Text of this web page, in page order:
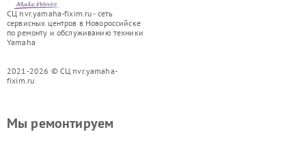
СЦ nvr.yamaha-fixim.ru - сеть
сервисных центров в Новороссийске
по ремонту и обслуживанию техники
Yamaha
2021-2026 © СЦ nvr.yamaha-
fixim.ru
Мы ремонтируем